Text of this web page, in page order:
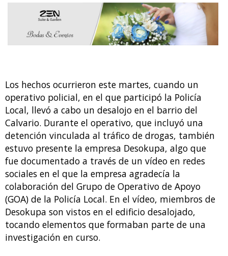
Los hechos ocurrieron este martes, cuando un
operativo policial, en el que participó la Policía
Local, llevó a cabo un desalojo en el barrio del
Calvario. Durante el operativo, que incluyó una
detención vinculada al tráfico de drogas, también
estuvo presente la empresa Desokupa, algo que
fue documentado a través de un vídeo en redes
sociales en el que la empresa agradecía la
colaboración del Grupo de Operativo de Apoyo
(GOA) de la Policía Local. En el vídeo, miembros de
Desokupa son vistos en el edificio desalojado,
tocando elementos que formaban parte de una
investigación en curso.